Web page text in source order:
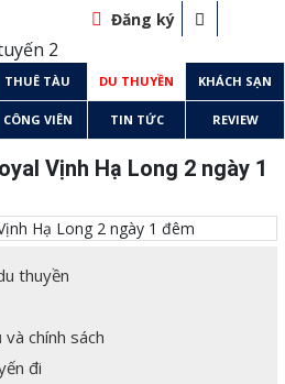
Đăng ký
THUÊ TÀU DU THUYỀN KHÁCH SẠN
CÔNG VIÊN TIN TỨC REVIEW
Vịnh Hạ Long 2 ngày 1
thuyền
chính sách
đi